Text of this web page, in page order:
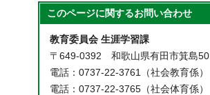
このページに関するお問い合わせ
教育委員会 生涯学習課
〒649-0392 和歌山県有田市箕島50
電話：0737-22-3761（社会教育係）
電話：0737-22-3765（社会体育係）